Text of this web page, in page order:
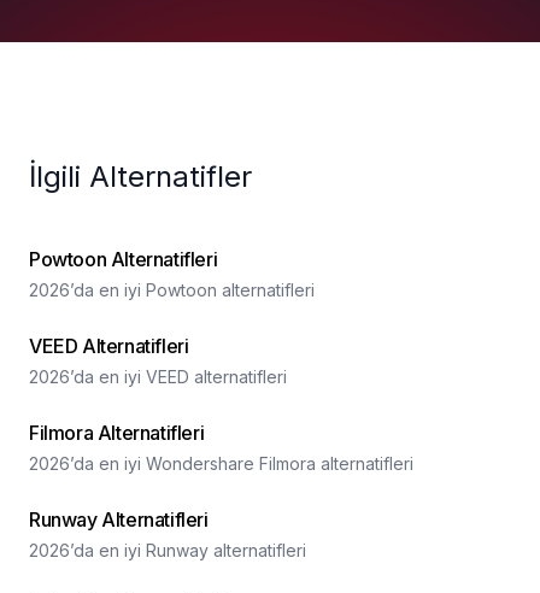
İlgili Alternatifler
Powtoon Alternatifleri
2026’da en iyi Powtoon alternatifleri
VEED Alternatifleri
2026’da en iyi VEED alternatifleri
Filmora Alternatifleri
2026’da en iyi Wondershare Filmora alternatifleri
Runway Alternatifleri
2026’da en iyi Runway alternatifleri